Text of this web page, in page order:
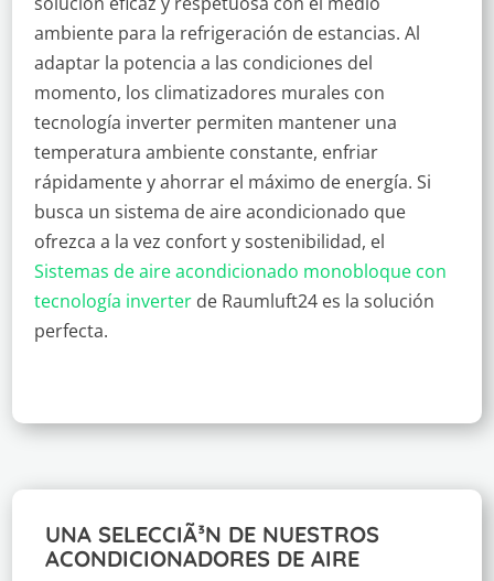
ambiente para la refrigeración de estancias. Al
adaptar la potencia a las condiciones del
momento, los climatizadores murales con
tecnología inverter permiten mantener una
temperatura ambiente constante, enfriar
rápidamente y ahorrar el máximo de energía. Si
busca un sistema de aire acondicionado que
ofrezca a la vez confort y sostenibilidad, el
Sistemas de aire acondicionado monobloque con
tecnología inverter de Raumluft24 es la solución
perfecta.
UNA SELECCIÃ³N DE NUESTROS
ACONDICIONADORES DE AIRE